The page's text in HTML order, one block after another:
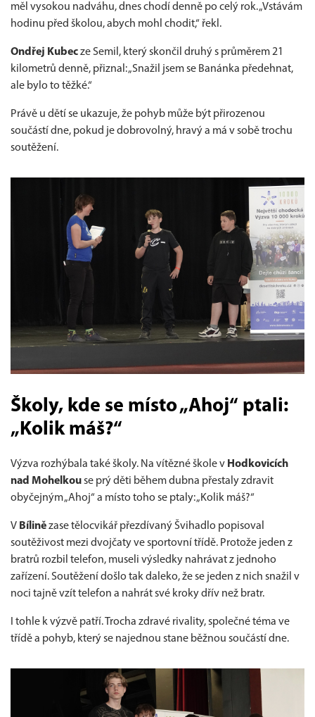
měl vysokou nadváhu, dnes chodí denně po celý rok. „Vstávám
hodinu před školou, abych mohl chodit,“ řekl.
Ondřej Kubecze Semil, který skončil druhý s průměrem 21
kilometrů denně, přiznal: „Snažil jsem se Banánka předehnat,
ale bylo to těžké.“
Právě u dětí se ukazuje, že pohyb může být přirozenou
součástí dne, pokud je dobrovolný, hravý a má v sobě trochu
soutěžení.
Školy, kde se místo „Ahoj“ ptali:
„Kolik máš?“
Výzva rozhýbala také školy. Na vítězné škole v Hodkovicích
nad Mohelkouse prý děti během dubna přestaly zdravit
obyčejným „Ahoj“ a místo toho se ptaly: „Kolik máš?“
V Bílinězase tělocvikář přezdívaný Švihadlo popisoval
soutěživost mezi dvojčaty ve sportovní třídě. Protože jeden z
bratrů rozbil telefon, museli výsledky nahrávat z jednoho
zařízení. Soutěžení došlo tak daleko, že se jeden z nich snažil v
noci tajně vzít telefon a nahrát své kroky dřív než bratr.
I tohle k výzvě patří. Trocha zdravé rivality, společné téma ve
třídě a pohyb, který se najednou stane běžnou součástí dne.